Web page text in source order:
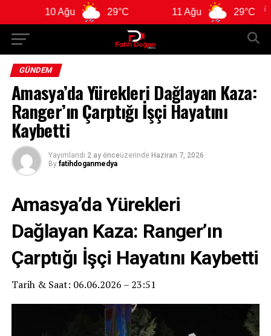
29°C 11 Ağu 29°C 12
GÜNDEM
Amasya’da Yürekleri Dağlayan Kaza:
Ranger’ın Çarptığı İşçi Hayatını
Kaybetti
Yayımlandı 2 ay önceüzerinde Haziran 7, 2026
By fatihdoganmedya
Amasya’da Yürekleri
Dağlayan Kaza: Ranger’ın
Çarptığı İşçi Hayatını Kaybetti
Tarih & Saat: 06.06.2026 – 23:51